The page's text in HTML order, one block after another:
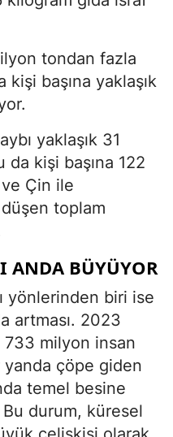
tondan fazla
başına yaklaşık
yaklaşık 31
da kişi başına 122
Çin ile
düşen toplam
ANDA BÜYÜYOR
yönlerinden biri ise
artması. 2023
733 milyon insan
yanda çöpe giden
temel besine
durum, küresel